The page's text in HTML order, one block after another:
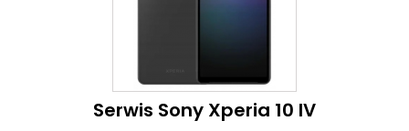
Serwis Sony Xperia 10 IV